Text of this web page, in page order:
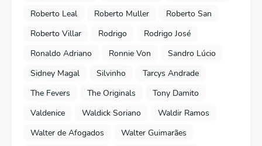
Roberto Leal
Roberto Muller
Roberto San
Roberto Villar
Rodrigo
Rodrigo José
Ronaldo Adriano
Ronnie Von
Sandro Lúcio
Sidney Magal
Silvinho
Tarcys Andrade
The Fevers
The Originals
Tony Damito
Valdenice
Waldick Soriano
Waldir Ramos
Walter de Afogados
Walter Guimarães